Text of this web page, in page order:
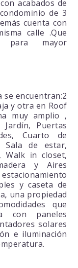
acabados de
de 3
cuenta con
calle .Que
para mayor
se encuentran:2
y otra en Roof
muy amplio ,
Puertas
Cuarto de
Sala de estar,
Walk in closet,
y Aires
y caseta de
una propiedad
que
con paneles
solares
e iluminación